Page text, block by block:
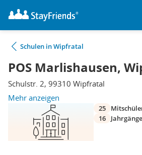
Schulen in Wipfratal
POS Marlishausen,
Schulstr. 2, 99310 Wipfratal
Mehr anzeigen
25
16
Jahrgänge